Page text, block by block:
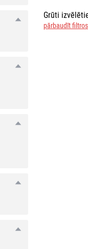
Grūti
pārbaudīt filtros